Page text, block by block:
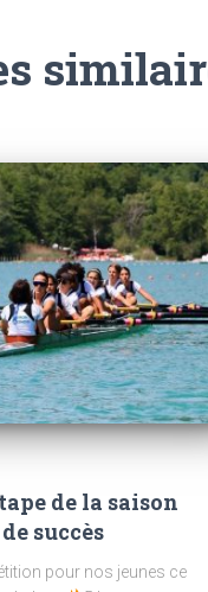
de la saison
succès
pour nos jeunes ce